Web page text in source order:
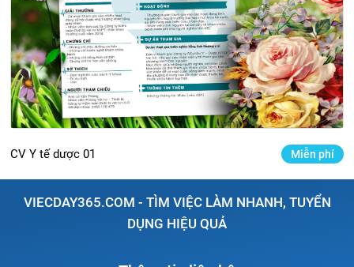
CV Y tế dược 01 Miễn phí
VIECDAY365.COM - TÌM VIỆC LÀM NHANH, TUYỂN
DỤNG HIỆU QUẢ